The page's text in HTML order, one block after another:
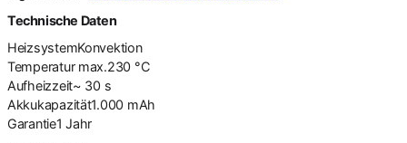
Technische Daten
HeizsystemKonvektion
Temperatur max.230 °C
Aufheizzeit~ 30 s
Akkukapazität1.000 mAh
Garantie1 Jahr